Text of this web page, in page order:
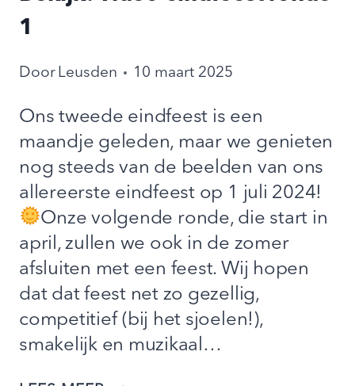
1
Door Leusden 10 maart 2025
Ons tweede eindfeest is een
maandje geleden, maar we genieten
nog steeds van de beelden van ons
allereerste eindfeest op 1 juli 2024!
Onze volgende ronde, die start in
april, zullen we ook in de zomer
afsluiten met een feest. Wij hopen
dat dat feest net zo gezellig,
competitief (bij het sjoelen!),
smakelijk en muzikaal…